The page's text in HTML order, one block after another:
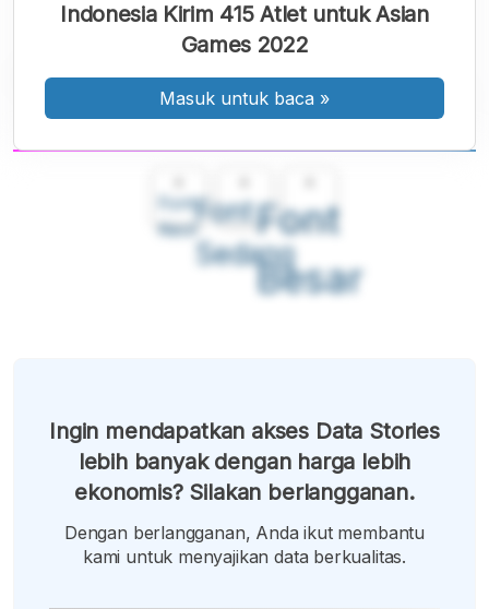
Font
Kecil
Font
Sedang
Font
Besar
Indonesia Kirim 415 Atlet untuk Asian
Games 2022
Masuk untuk baca »
Ingin mendapatkan akses Data Stories
lebih banyak dengan harga lebih
ekonomis? Silakan berlangganan.
Dengan berlangganan, Anda ikut membantu
kami untuk menyajikan data berkualitas.